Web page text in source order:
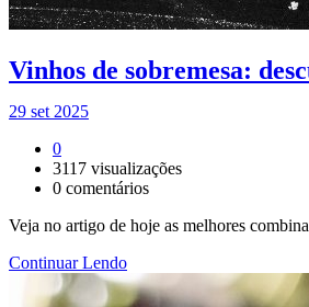
Vinhos de sobremesa:
29 set 2025
0
3117 visualizações
0 comentários
Veja no artigo de hoje as melhores
Continuar Lendo